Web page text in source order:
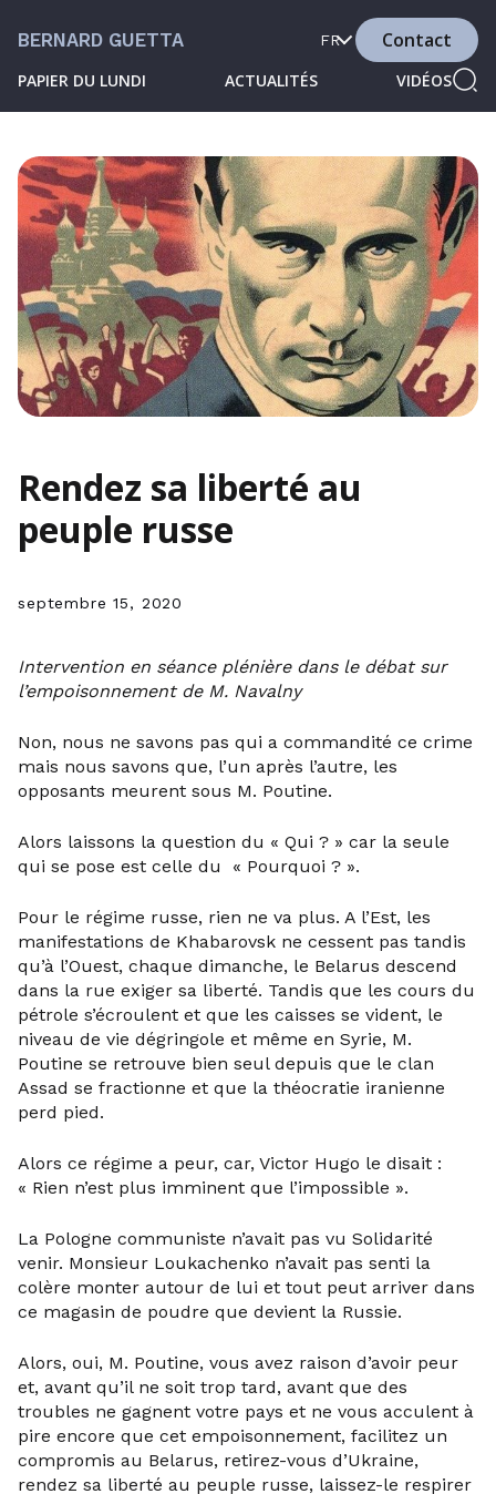
BERNARD GUETTA
PAPIER DU LUNDI ACTUALITÉS VIDÉOS
FR Contact
Rendez sa liberté au
peuple russe
septembre 15, 2020
Intervention en séance plénière dans le débat sur
l’empoisonnement de M. Navalny
Non, nous ne savons pas qui a commandité ce crime
mais nous savons que, l’un après l’autre, les
opposants meurent sous M. Poutine.
Alors laissons la question du « Qui ? » car la seule
qui se pose est celle du « Pourquoi ? ».
Pour le régime russe, rien ne va plus. A l’Est, les
manifestations de Khabarovsk ne cessent pas tandis
qu’à l’Ouest, chaque dimanche, le Belarus descend
dans la rue exiger sa liberté. Tandis que les cours du
pétrole s’écroulent et que les caisses se vident, le
niveau de vie dégringole et même en Syrie, M.
Poutine se retrouve bien seul depuis que le clan
Assad se fractionne et que la théocratie iranienne
perd pied.
Alors ce régime a peur, car, Victor Hugo le disait :
« Rien n’est plus imminent que l’impossible ».
La Pologne communiste n’avait pas vu Solidarité
venir. Monsieur Loukachenko n’avait pas senti la
colère monter autour de lui et tout peut arriver dans
ce magasin de poudre que devient la Russie.
Alors, oui, M. Poutine, vous avez raison d’avoir peur
et, avant qu’il ne soit trop tard, avant que des
troubles ne gagnent votre pays et ne vous acculent à
pire encore que cet empoisonnement, facilitez un
compromis au Belarus, retirez-vous d’Ukraine,
rendez sa liberté au peuple russe, laissez-le respirer